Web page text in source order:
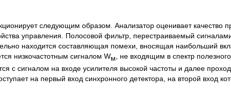
следующим образом. Анализатор оценивает качество
управления. Полосовой фильтр, перестраиваемый
находится составляющая помехи, вносящая наибольший
низкочастотным сигналом Wм , не входящим в спектр полезного
с сигналом на входе усилителя высокой частоты и далее
на первый вход синхронного детектора, на второй вход